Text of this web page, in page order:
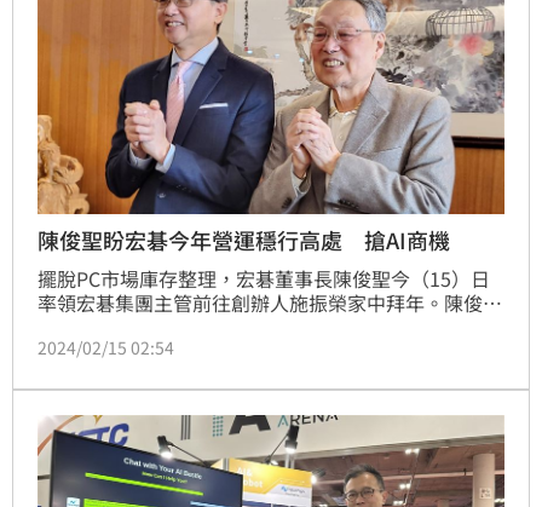
陳俊聖盼宏碁今年營運穩行高處 搶AI商機
擺脫PC市場庫存整理，宏碁董事長陳俊聖今（15）日
率領宏碁集團主管前往創辦人施振榮家中拜年。陳俊聖
已確立，宏碁包括核心事業和新事業將雙軌並進，全力
2024/02/15 02:54